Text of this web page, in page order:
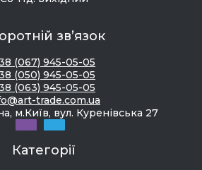
зв’язок
(067) 945-05-05
(050) 945-05-05
(063) 945-05-05
trade.com.ua
м.Київ, вул. Куренівська 27
Категорії